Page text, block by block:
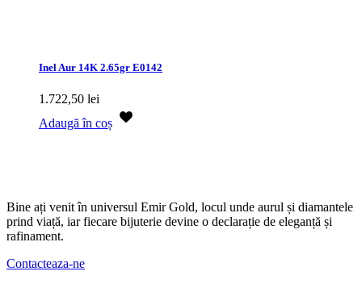
Inel Aur 14K 2.65gr E0142
1.722,50 lei
Adaugă în coș
Bine ați venit în universul Emir Gold, locul unde aurul și diamantele
prind viață, iar fiecare bijuterie devine o declarație de eleganță și
rafinament.
Contacteaza-ne